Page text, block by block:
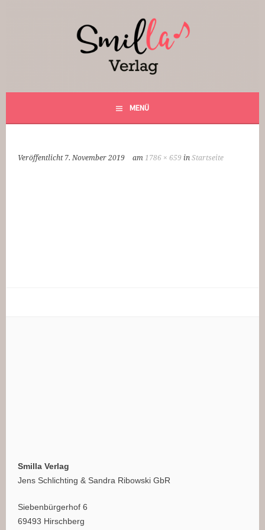
Smilla Verlag
24 Weihnachtsfantasien
MENÜ
Veröffentlicht 7. November 2019 am 1786 × 659 inStartseite
Smilla Verlag
Jens Schlichting & Sandra Ribowski GbR
Siebenbürgerhof 6
69493 Hirschberg